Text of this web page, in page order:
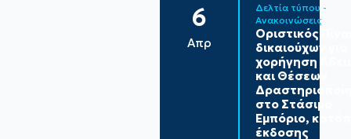
6
Απρ
Δελτία τύπου -
Ανακοινώσεις
Οριστικός
δικαιούχων για
χορήγηση
και Θέσεων
στο Στάσιμο
Εμπόριο,
έκδοσης